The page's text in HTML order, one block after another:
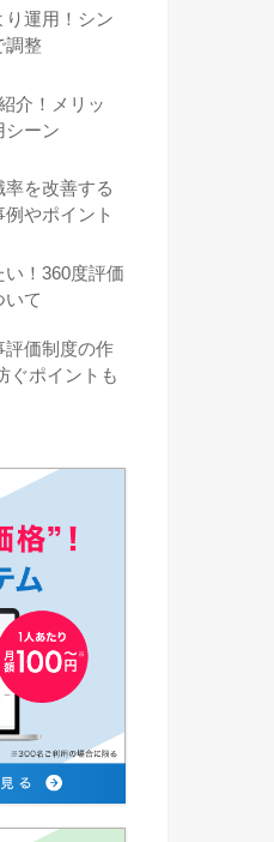
り運用！シン
調整
介！メリッ
シーン
を改善する
やポイント
い！360度評価
いて
評価制度の作
ぐポイントも